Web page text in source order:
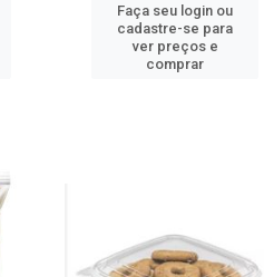
Faça seu login ou
cadastre-se para
ver preços e
comprar